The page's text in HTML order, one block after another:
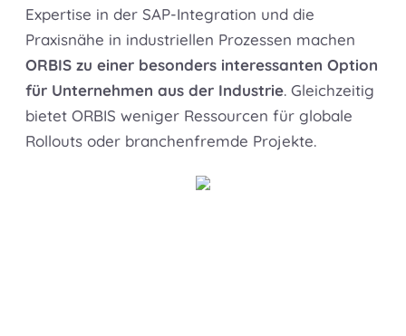
Expertise in der SAP-Integration und die
Praxisnähe in industriellen Prozessen machen
ORBIS zu einer besonders interessanten Option
für Unternehmen aus der Industrie. Gleichzeitig
bietet ORBIS weniger Ressourcen für globale
Rollouts oder branchenfremde Projekte.